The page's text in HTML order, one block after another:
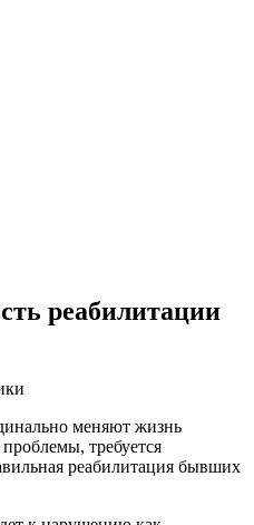
реабилитации
меняют жизнь
требуется
реабилитация бывших